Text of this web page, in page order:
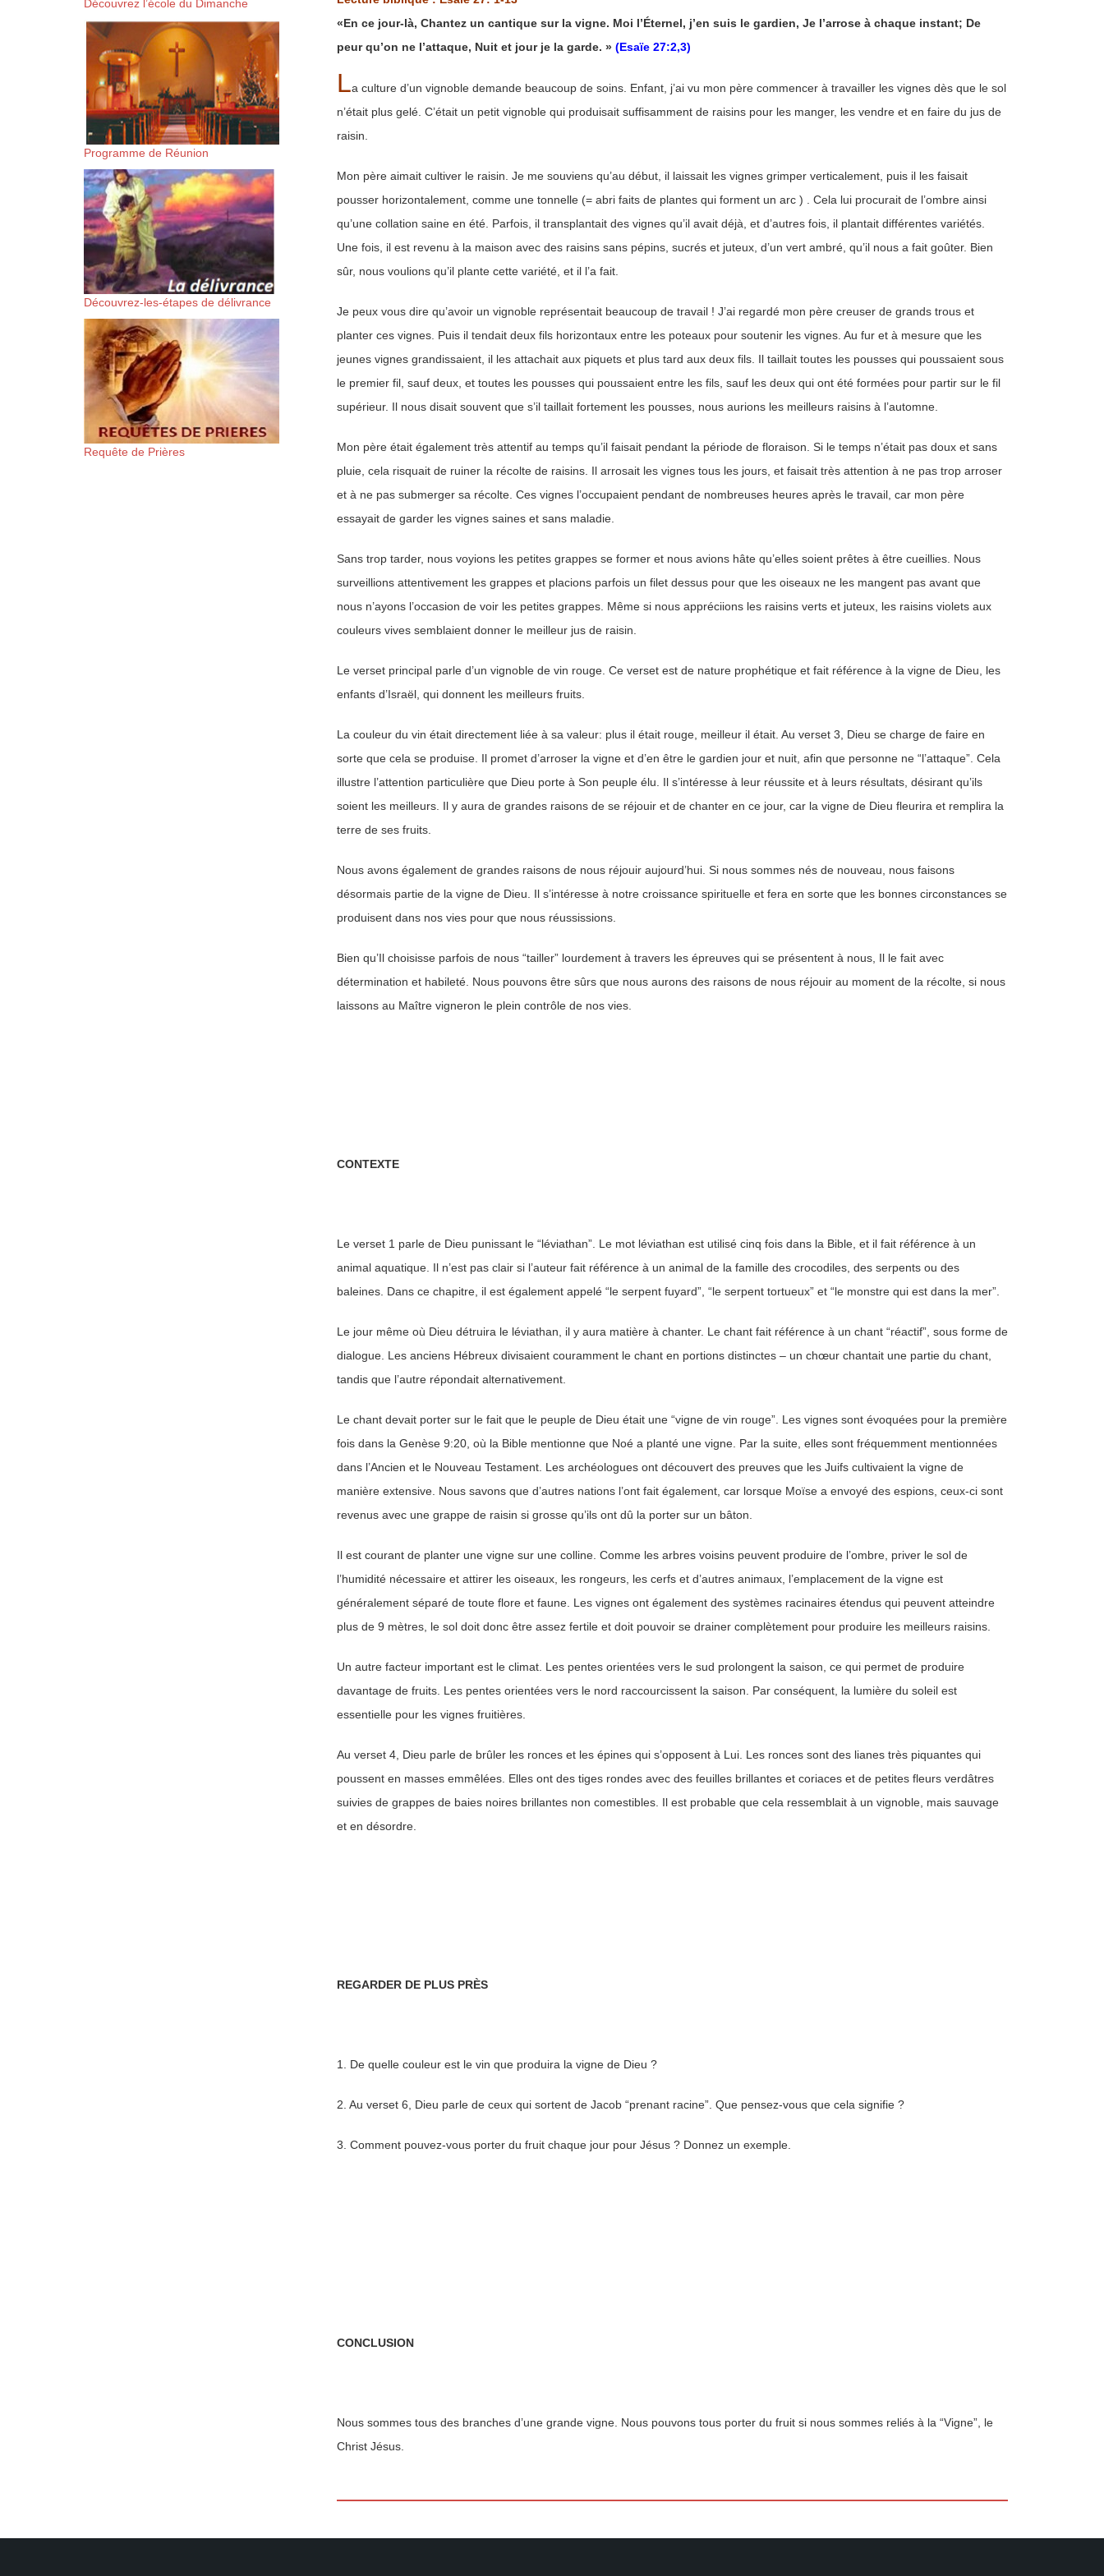
volume.
content/uploads/2018/06/Es-tu-lasse-rempli-de-tritesse.mp3
Découvrez l’école du Dimanche
Programme de Réunion
Découvrez-les-étapes de délivrance
Requête de Prières
«En ce jour-là, Chantez un cantique sur la vigne. Moi l’Éternel, j’en suis le gardien, Je l’arrose à chaque instant; De
peur qu’on ne l’attaque, Nuit et jour je la garde. » (Esaïe 27:2,3)
La culture d’un vignoble demande beaucoup de soins. Enfant, j’ai vu mon père commencer à travailler les vignes dès que le sol
n’était plus gelé. C’était un petit vignoble qui produisait suffisamment de raisins pour les manger, les vendre et en faire du jus de
raisin.
Mon père aimait cultiver le raisin. Je me souviens qu’au début, il laissait les vignes grimper verticalement, puis il les faisait
pousser horizontalement, comme une tonnelle (= abri faits de plantes qui forment un arc ) . Cela lui procurait de l’ombre ainsi
qu’une collation saine en été. Parfois, il transplantait des vignes qu’il avait déjà, et d’autres fois, il plantait différentes variétés.
Une fois, il est revenu à la maison avec des raisins sans pépins, sucrés et juteux, d’un vert ambré, qu’il nous a fait goûter. Bien
sûr, nous voulions qu’il plante cette variété, et il l’a fait.
Je peux vous dire qu’avoir un vignoble représentait beaucoup de travail ! J’ai regardé mon père creuser de grands trous et
planter ces vignes. Puis il tendait deux fils horizontaux entre les poteaux pour soutenir les vignes. Au fur et à mesure que les
jeunes vignes grandissaient, il les attachait aux piquets et plus tard aux deux fils. Il taillait toutes les pousses qui poussaient sous
le premier fil, sauf deux, et toutes les pousses qui poussaient entre les fils, sauf les deux qui ont été formées pour partir sur le fil
supérieur. Il nous disait souvent que s’il taillait fortement les pousses, nous aurions les meilleurs raisins à l’automne.
Mon père était également très attentif au temps qu’il faisait pendant la période de floraison. Si le temps n’était pas doux et sans
pluie, cela risquait de ruiner la récolte de raisins. Il arrosait les vignes tous les jours, et faisait très attention à ne pas trop arroser
et à ne pas submerger sa récolte. Ces vignes l’occupaient pendant de nombreuses heures après le travail, car mon père
essayait de garder les vignes saines et sans maladie.
Sans trop tarder, nous voyions les petites grappes se former et nous avions hâte qu’elles soient prêtes à être cueillies. Nous
surveillions attentivement les grappes et placions parfois un filet dessus pour que les oiseaux ne les mangent pas avant que
nous n’ayons l’occasion de voir les petites grappes. Même si nous appréciions les raisins verts et juteux, les raisins violets aux
couleurs vives semblaient donner le meilleur jus de raisin.
Le verset principal parle d’un vignoble de vin rouge. Ce verset est de nature prophétique et fait référence à la vigne de Dieu, les
enfants d’Israël, qui donnent les meilleurs fruits.
La couleur du vin était directement liée à sa valeur: plus il était rouge, meilleur il était. Au verset 3, Dieu se charge de faire en
sorte que cela se produise. Il promet d’arroser la vigne et d’en être le gardien jour et nuit, afin que personne ne “l’attaque”. Cela
illustre l’attention particulière que Dieu porte à Son peuple élu. Il s’intéresse à leur réussite et à leurs résultats, désirant qu’ils
soient les meilleurs. Il y aura de grandes raisons de se réjouir et de chanter en ce jour, car la vigne de Dieu fleurira et remplira la
terre de ses fruits.
Nous avons également de grandes raisons de nous réjouir aujourd’hui. Si nous sommes nés de nouveau, nous faisons
désormais partie de la vigne de Dieu. Il s’intéresse à notre croissance spirituelle et fera en sorte que les bonnes circonstances se
produisent dans nos vies pour que nous réussissions.
Bien qu’Il choisisse parfois de nous “tailler” lourdement à travers les épreuves qui se présentent à nous, Il le fait avec
détermination et habileté. Nous pouvons être sûrs que nous aurons des raisons de nous réjouir au moment de la récolte, si nous
laissons au Maître vigneron le plein contrôle de nos vies.
CONTEXTE
Le verset 1 parle de Dieu punissant le “léviathan”. Le mot léviathan est utilisé cinq fois dans la Bible, et il fait référence à un
animal aquatique. Il n’est pas clair si l’auteur fait référence à un animal de la famille des crocodiles, des serpents ou des
baleines. Dans ce chapitre, il est également appelé “le serpent fuyard”, “le serpent tortueux” et “le monstre qui est dans la mer”.
Le jour même où Dieu détruira le léviathan, il y aura matière à chanter. Le chant fait référence à un chant “réactif”, sous forme de
dialogue. Les anciens Hébreux divisaient couramment le chant en portions distinctes – un chœur chantait une partie du chant,
tandis que l’autre répondait alternativement.
Le chant devait porter sur le fait que le peuple de Dieu était une “vigne de vin rouge”. Les vignes sont évoquées pour la première
fois dans la Genèse 9:20, où la Bible mentionne que Noé a planté une vigne. Par la suite, elles sont fréquemment mentionnées
dans l’Ancien et le Nouveau Testament. Les archéologues ont découvert des preuves que les Juifs cultivaient la vigne de
manière extensive. Nous savons que d’autres nations l’ont fait également, car lorsque Moïse a envoyé des espions, ceux-ci sont
revenus avec une grappe de raisin si grosse qu’ils ont dû la porter sur un bâton.
Il est courant de planter une vigne sur une colline. Comme les arbres voisins peuvent produire de l’ombre, priver le sol de
l’humidité nécessaire et attirer les oiseaux, les rongeurs, les cerfs et d’autres animaux, l’emplacement de la vigne est
généralement séparé de toute flore et faune. Les vignes ont également des systèmes racinaires étendus qui peuvent atteindre
plus de 9 mètres, le sol doit donc être assez fertile et doit pouvoir se drainer complètement pour produire les meilleurs raisins.
Un autre facteur important est le climat. Les pentes orientées vers le sud prolongent la saison, ce qui permet de produire
davantage de fruits. Les pentes orientées vers le nord raccourcissent la saison. Par conséquent, la lumière du soleil est
essentielle pour les vignes fruitières.
Au verset 4, Dieu parle de brûler les ronces et les épines qui s’opposent à Lui. Les ronces sont des lianes très piquantes qui
poussent en masses emmêlées. Elles ont des tiges rondes avec des feuilles brillantes et coriaces et de petites fleurs verdâtres
suivies de grappes de baies noires brillantes non comestibles. Il est probable que cela ressemblait à un vignoble, mais sauvage
et en désordre.
REGARDER DE PLUS PRÈS
1. De quelle couleur est le vin que produira la vigne de Dieu ?
2. Au verset 6, Dieu parle de ceux qui sortent de Jacob “prenant racine”. Que pensez-vous que cela signifie ?
3. Comment pouvez-vous porter du fruit chaque jour pour Jésus ? Donnez un exemple.
CONCLUSION
Nous sommes tous des branches d’une grande vigne. Nous pouvons tous porter du fruit si nous sommes reliés à la “Vigne”, le
Christ Jésus.